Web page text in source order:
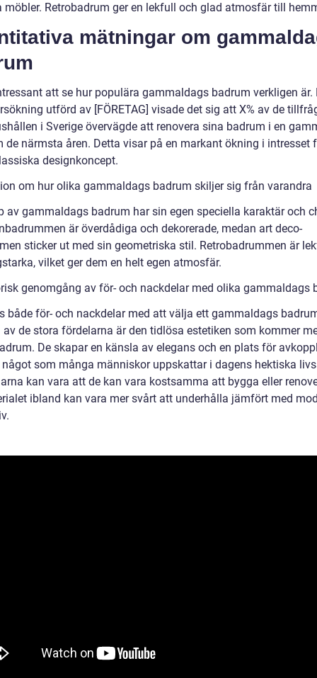
möbler. Retrobadrum ger en lekfull och glad atmosfär till
mätningar om
att se hur populära gammaldags badrum verkligen är.
utförd av [FÖRETAG] visade det sig att X% av de
i Sverige övervägde att renovera sina badrum i en
de närmsta åren. Detta visar på en markant ökning i intresset
designkoncept.
om hur olika gammaldags badrum skiljer sig från varandra
av gammaldags badrum har sin egen speciella karaktär och
är överdådiga och dekorerade, medan art deco-
sticker ut med sin geometriska stil. Retrobadrummen är
vilket ger dem en helt egen atmosfär.
genomgång av för- och nackdelar med olika gammaldags
både för- och nackdelar med att välja ett gammaldags
av de stora fördelarna är den tidlösa estetiken som kommer
De skapar en känsla av elegans och en plats för
som många människor uppskattar i dagens hektiska
kan vara att de kan vara kostsamma att bygga eller
ibland kan vara mer svårt att underhålla jämfört med